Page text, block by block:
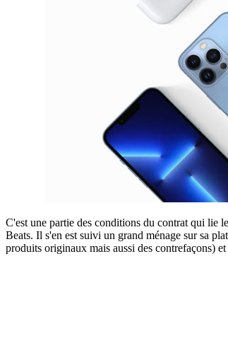
C'est une partie des conditions du contrat qui lie
Beats. Il s'en est suivi un grand ménage sur sa
produits originaux mais aussi des contrefaçons) et